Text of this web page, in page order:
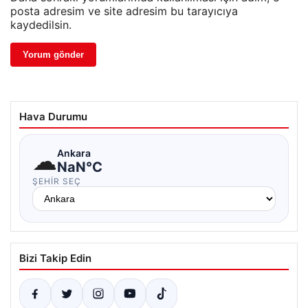
posta adresim ve site adresim bu tarayıcıya
kaydedilsin.
Hava Durumu
☁Ankara
NaN°C
ŞEHIR SEÇ
Bizi Takip Edin